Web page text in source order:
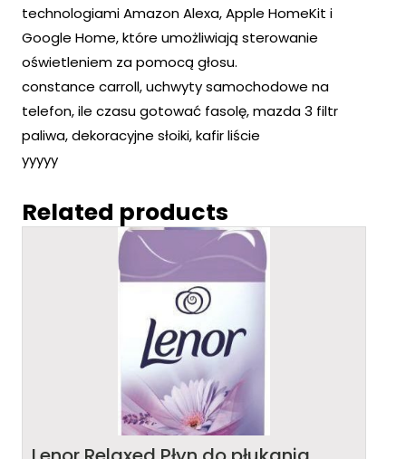
technologiami Amazon Alexa, Apple HomeKit i
Google Home, które umożliwiają sterowanie
oświetleniem za pomocą głosu.
constance carroll, uchwyty samochodowe na
telefon, ile czasu gotować fasolę, mazda 3 filtr
paliwa, dekoracyjne słoiki, kafir liście
yyyyy
Related products